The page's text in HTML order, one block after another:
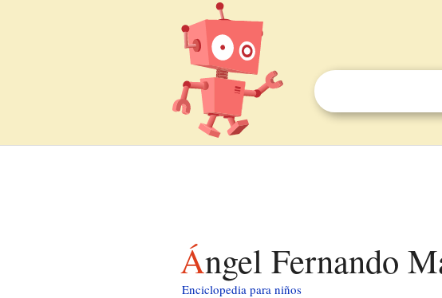
Ángel Fernando
Enciclopedia para niños